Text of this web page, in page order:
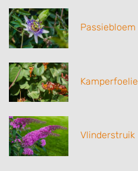
Passiebloem
Kamperfoelie
Vlinderstruik